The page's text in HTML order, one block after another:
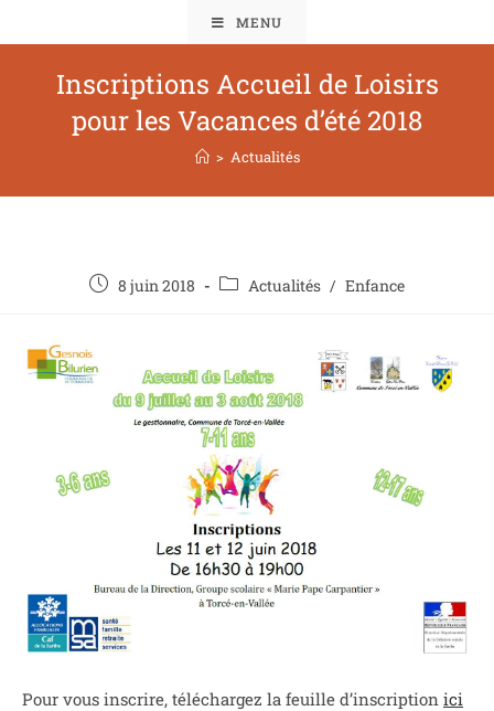
MENU
Inscriptions Accueil de Loisirs
pour les Vacances d’été 2018
> Actualités
8 juin 2018 Actualités / Enfance
Pour vous inscrire, téléchargez la feuille d’inscription ici